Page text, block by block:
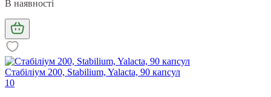
В наявності
Стабіліум 200, Stabilium, Yalacta, 90 капсул
10